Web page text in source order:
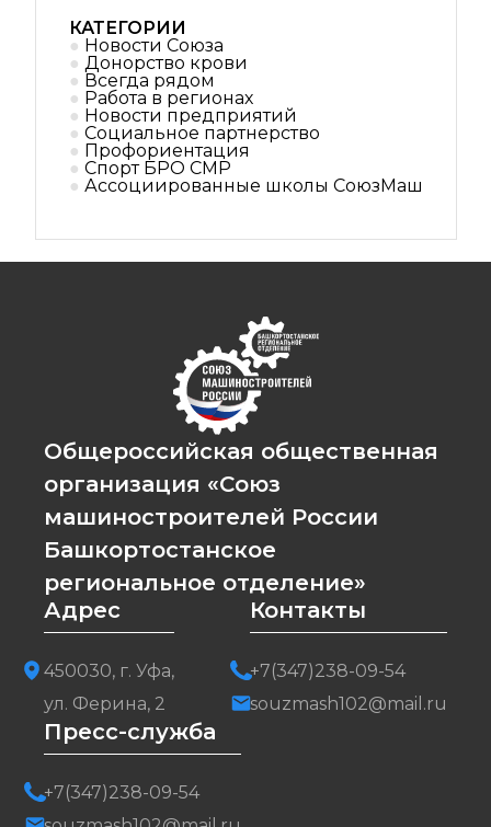
КАТЕГОРИИ
Новости Союза
Донорство крови
Всегда рядом
Работа в регионах
Новости предприятий
Социальное партнерствo
Профориентация
Спорт БРО СМР
Ассоциированные школы СоюзМаш
Общероссийская общественная
организация «Союз
машиностроителей России
Башкортостанское
региональное отделение»
Адрес
450030, г. Уфа,
ул. Ферина, 2
Контакты
+7(347)238-09-54
souzmash102@mail.ru
Пресс-служба
+7(347)238-09-54